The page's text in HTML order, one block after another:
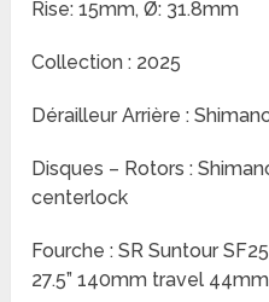
Rise: 15mm, Ø: 31.8mm
Collection : 2025
Dérailleur Arrière :
Disques – Rotors :
centerlock
Fourche : SR Suntour
27.5” 140mm travel